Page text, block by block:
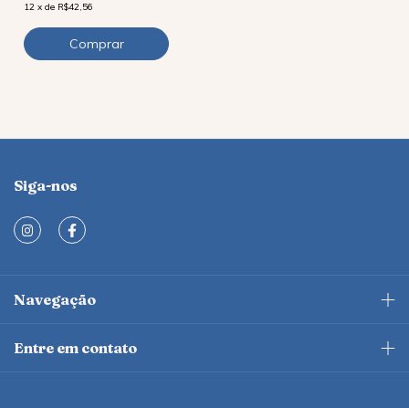
12 x de R$42,56
Siga-nos
Navegação
Entre em contato